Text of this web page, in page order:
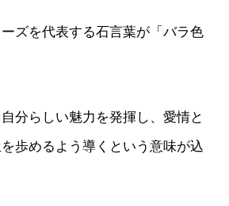
ズを代表する石言葉が「バラ色
分らしい魅力を発揮し、愛情と
歩めるよう導くという意味が込